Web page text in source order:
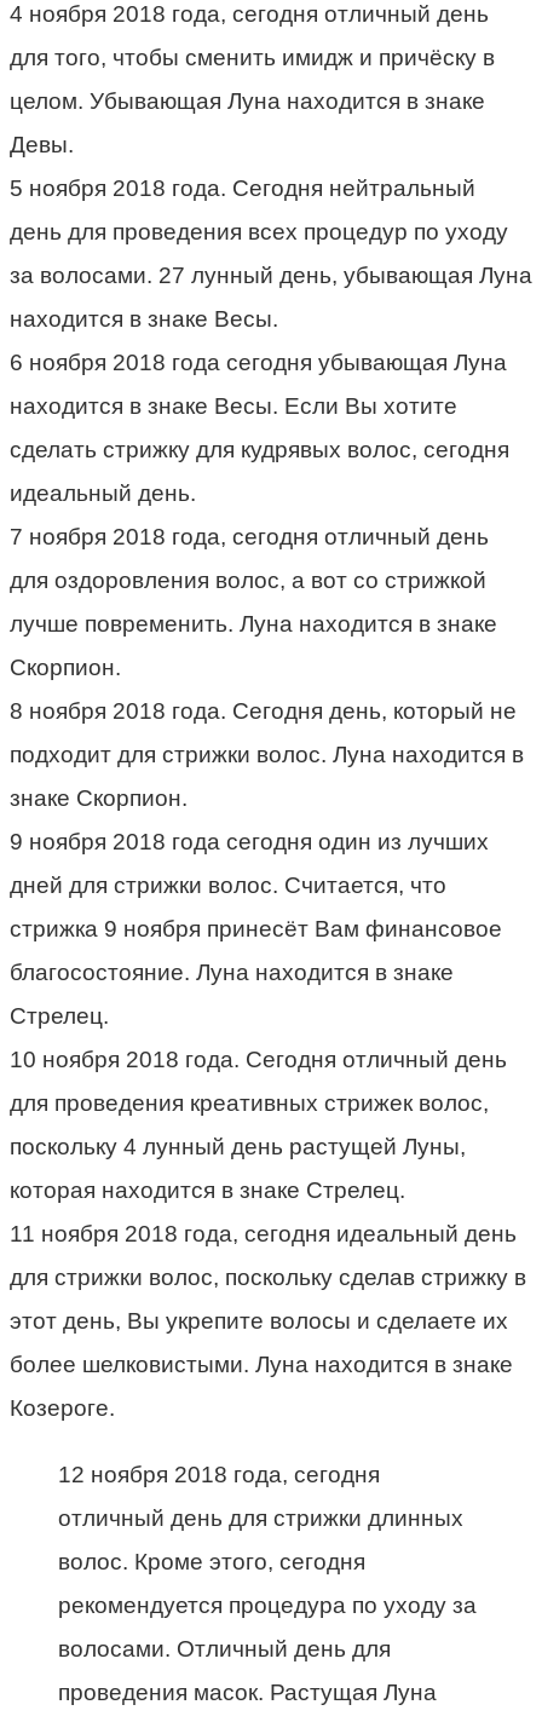
4 ноября 2018 года, сегодня отличный день
для того, чтобы сменить имидж и причёску в
целом. Убывающая Луна находится в знаке
Девы.
5 ноября 2018 года. Сегодня нейтральный
день для проведения всех процедур по уходу
за волосами. 27 лунный день, убывающая Луна
находится в знаке Весы.
6 ноября 2018 года сегодня убывающая Луна
находится в знаке Весы. Если Вы хотите
сделать стрижку для кудрявых волос, сегодня
идеальный день.
7 ноября 2018 года, сегодня отличный день
для оздоровления волос, а вот со стрижкой
лучше повременить. Луна находится в знаке
Скорпион.
8 ноября 2018 года. Сегодня день, который не
подходит для стрижки волос. Луна находится в
знаке Скорпион.
9 ноября 2018 года сегодня один из лучших
дней для стрижки волос. Считается, что
стрижка 9 ноября принесёт Вам финансовое
благосостояние. Луна находится в знаке
Стрелец.
10 ноября 2018 года. Сегодня отличный день
для проведения креативных стрижек волос,
поскольку 4 лунный день растущей Луны,
которая находится в знаке Стрелец.
11 ноября 2018 года, сегодня идеальный день
для стрижки волос, поскольку сделав стрижку в
этот день, Вы укрепите волосы и сделаете их
более шелковистыми. Луна находится в знаке
Козероге.
12 ноября 2018 года, сегодня
отличный день для стрижки длинных
волос. Кроме этого, сегодня
рекомендуется процедура по уходу за
волосами. Отличный день для
проведения масок. Растущая Луна